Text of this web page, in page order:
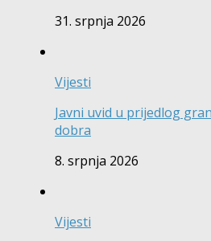
31. srpnja 2026
Vijesti
Javni uvid u prijedlog
dobra
8. srpnja 2026
Vijesti